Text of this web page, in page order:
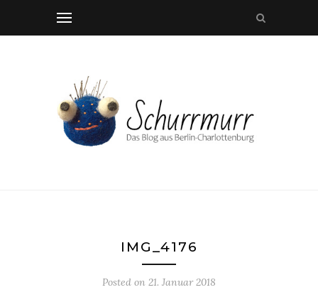
IMG_4176
Posted on 21. Januar 2018